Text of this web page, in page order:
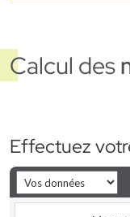
Calcul des
Effectuez